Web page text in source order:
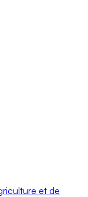
et de